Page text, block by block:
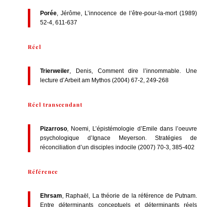
Porée, Jérôme, L’innocence de l’être-pour-la-mort (1989)
52-4, 611-637
Réel
Trierweiler, Denis, Comment dire l’innommable. Une
lecture d’Arbeit am Mythos (2004) 67-2, 249-268
Réel transcendant
Pizarroso, Noemi, L’épistémologie d’Emile dans l’oeuvre
psychologique d’Ignace Meyerson. Stratégies de
réconciliation d’un disciples indocile (2007) 70-3, 385-402
Référence
Ehrsam, Raphaël, La théorie de la référence de Putnam.
Entre déterminants conceptuels et déterminants réels